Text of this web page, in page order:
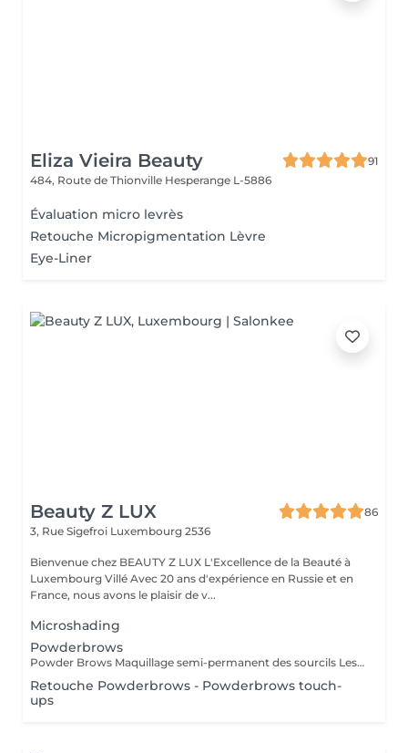
Eliza Vieira Beauty
91
484, Route de Thionville Hesperange L-5886
Évaluation micro levrès
Retouche Micropigmentation Lèvre
Eye-Liner
Beauty Z LUX
86
3, Rue Sigefroi Luxembourg 2536
Bienvenue chez BEAUTY Z LUX L'Excellence de la Beauté à
Luxembourg Villé Avec 20 ans d'expérience en Russie et en
France, nous avons le plaisir de v...
Microshading
Powderbrows
Powder Brows Maquillage semi-permanent des sourcils Les Powder Brows, aussi appelés ombrage des sourcils, sont une technique de maquillage semi-permanent qui donne un effet poudré, doux et structuré aux sourcils. Contrairement au microblading qui imite les poils, les Powder Brows créent un dégradé de couleur, plus ou moins intense selon le rendu souhaité. Idéal pour : Celles et ceux qui souhaitent des sourcils nets, remplis et bien dessinés Tous types de peau, y compris les peaux grasses ou sensibles Un rendu maquillé naturel ou plus sophistiqué selon vos envies Durée : La séance dure environ 1h Une retouche est à prévoir 4 à 6 semaines après la première séance Résultat durable de 1 à 3 ans selon le type de peau et l'entretien Avantages : Gagnez du temps chaque matin Des sourcils parfaits en toute circonstance Résultat sur mesure adapté à la morphologie de votre visage
Retouche Powderbrows - Powderbrows touch-
ups